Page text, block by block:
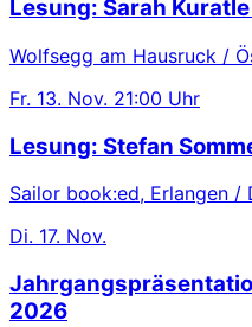
Lesung: Sarah
Wolfsegg am Hausruck /
Fr. 13. Nov. 21:00 Uhr
Lesung: Stefan
Sailor book:ed, Erlangen /
Di. 17. Nov.
2026